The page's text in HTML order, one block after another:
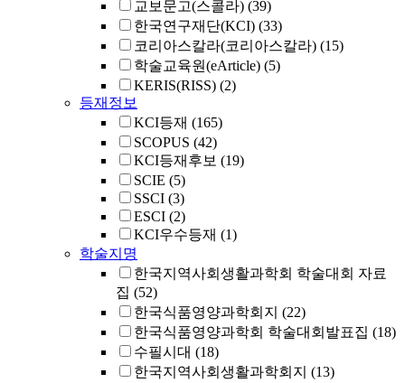
교보문고(스콜라) (39)
한국연구재단(KCI) (33)
코리아스칼라(코리아스칼라) (15)
학술교육원(eArticle) (5)
KERIS(RISS) (2)
등재정보
KCI등재 (165)
SCOPUS (42)
KCI등재후보 (19)
SCIE (5)
SSCI (3)
ESCI (2)
KCI우수등재 (1)
학술지명
한국지역사회생활과학회 학술대회 자료
집 (52)
한국식품영양과학회지 (22)
한국식품영양과학회 학술대회발표집 (18)
수필시대 (18)
한국지역사회생활과학회지 (13)